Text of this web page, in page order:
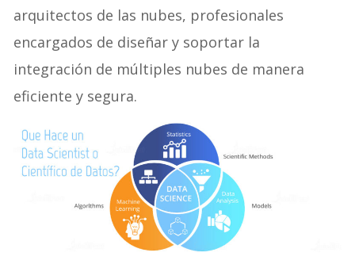
arquitectos de las nubes, profesionales
encargados de diseñar y soportar la
integración de múltiples nubes de manera
eficiente y segura.